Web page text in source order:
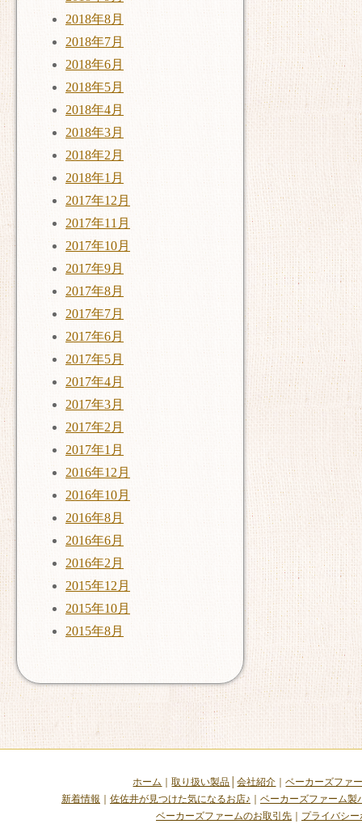
2018年8月
2018年7月
2018年6月
2018年5月
2018年4月
2018年3月
2018年2月
2018年1月
2017年12月
2017年11月
2017年10月
2017年9月
2017年8月
2017年7月
2017年6月
2017年5月
2017年4月
2017年3月
2017年2月
2017年1月
2016年12月
2016年10月
2016年8月
2016年6月
2016年2月
2015年12月
2015年10月
2015年8月
ホーム ｜取り扱い製品 │会社紹介 ｜ベーカーズファ
新着情報
佐佐井が見つけた気になるお店♪
ベーカーズファーム製
ベーカーズファームのお取引先
プライバシ